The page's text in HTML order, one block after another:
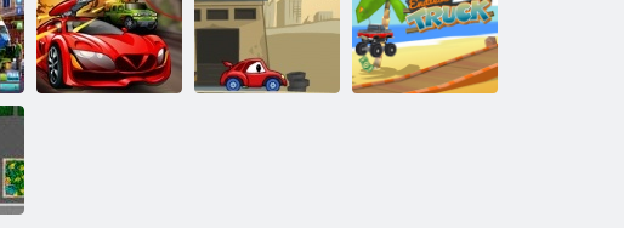
Ploaia de pe
șosea:
Simulatorul de
marfă